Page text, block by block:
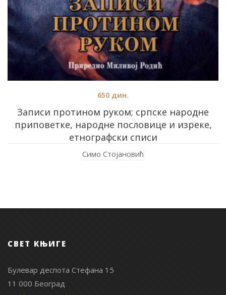
Записи протином руком; српске народне
приповетке, народне пословице и изреке,
етнографски списи
650 дин.
Симо Стојановић
СВЕТ КЊИГЕ
Булевар деспота Стефана 15
11 000 Београд